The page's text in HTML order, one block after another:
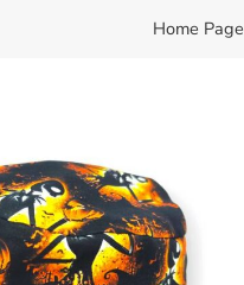
Home Page